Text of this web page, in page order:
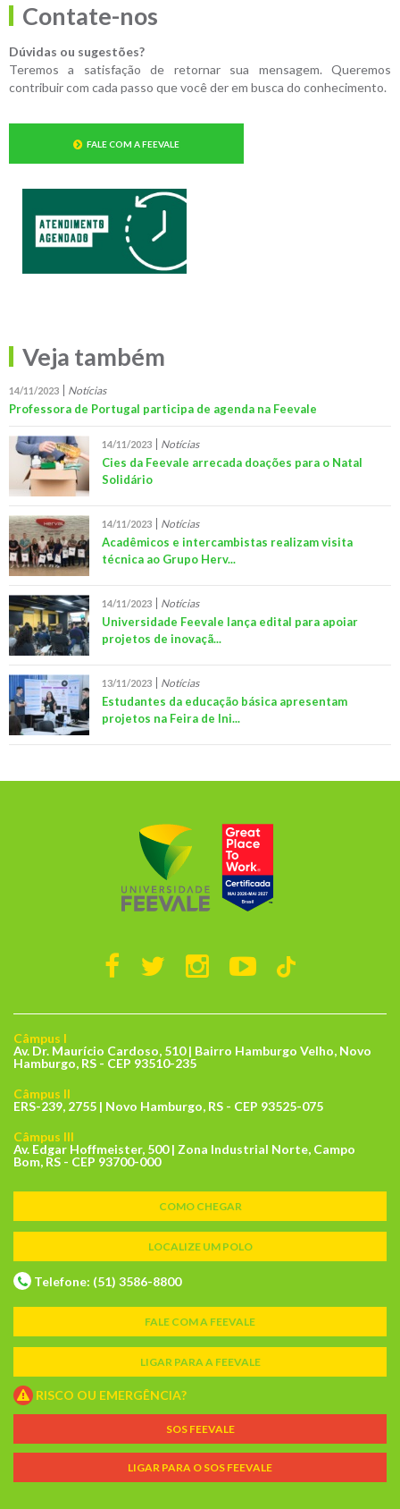
Contate-nos
Dúvidas ou sugestões?
Teremos a satisfação de retornar sua mensagem. Queremos
contribuir com cada passo que você der em busca do conhecimento.
FALE COM A FEEVALE
Veja também
14/11/2023 Notícias
Professora de Portugal participa de agenda na Feevale
14/11/2023 Notícias
Cies da Feevale arrecada doações para o Natal
Solidário
14/11/2023 Notícias
Acadêmicos e intercambistas realizam visita
técnica ao Grupo Herv...
14/11/2023 Notícias
Universidade Feevale lança edital para apoiar
projetos de inovaçã...
13/11/2023 Notícias
Estudantes da educação básica apresentam
projetos na Feira de Ini...
Câmpus I
Av. Dr. Maurício Cardoso, 510 | Bairro Hamburgo Velho, Novo
Hamburgo, RS - CEP 93510-235
Câmpus II
ERS-239, 2755 | Novo Hamburgo, RS - CEP 93525-075
Câmpus III
Av. Edgar Hoffmeister, 500 | Zona Industrial Norte, Campo
Bom, RS - CEP 93700-000
COMO CHEGAR
LOCALIZE UM POLO
Telefone: (51) 3586-8800
FALE COM A FEEVALE
LIGAR PARA A FEEVALE
RISCO OU EMERGÊNCIA?
SOS FEEVALE
LIGAR PARA O SOS FEEVALE